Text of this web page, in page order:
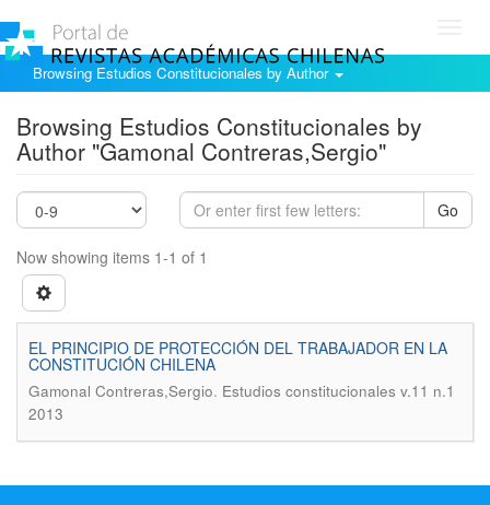
Browsing Estudios Constitucionales by Author
Browsing Estudios Constitucionales by
Author "Gamonal Contreras,Sergio"
Go
Now showing items 1-1 of 1
EL PRINCIPIO DE PROTECCIÓN DEL TRABAJADOR EN LA
CONSTITUCIÓN CHILENA
Gamonal Contreras,Sergio. Estudios constitucionales v.11 n.1
2013